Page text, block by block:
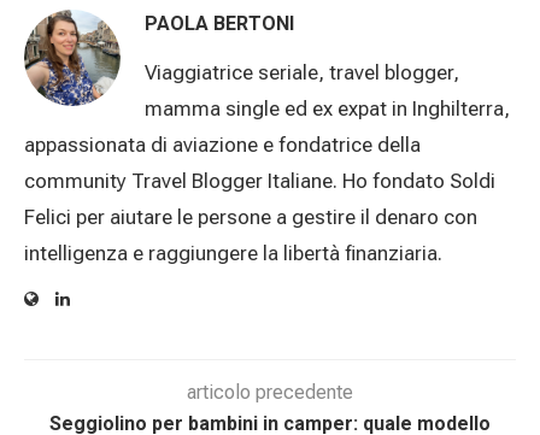
PAOLA BERTONI
Viaggiatrice seriale, travel blogger,
mamma single ed ex expat in Inghilterra,
appassionata di aviazione e fondatrice della
community Travel Blogger Italiane. Ho fondato Soldi
Felici per aiutare le persone a gestire il denaro con
intelligenza e raggiungere la libertà finanziaria.
articolo precedente
Seggiolino per bambini in camper: quale modello